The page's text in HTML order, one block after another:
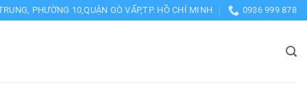
PHƯỜNG 10,QUẬN GÒ VẤP,TP. HỒ CHÍ MINH 0936 999 878